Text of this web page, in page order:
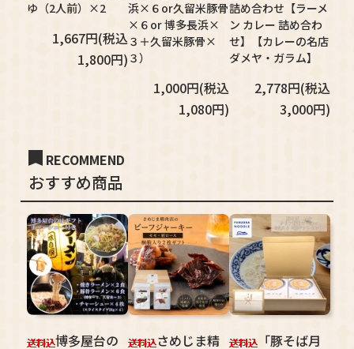
ゆ（2人前）×2
1,667円(税込
1,800円)
浜×６or久留米豚骨
×６or 博多長浜×
３＋久留米豚骨×
３）
1,000円(税込
1,080円)
詰め合わせ【ラーメ
ン カレー 詰め合わ
せ】【カレーの名店
ダメヤ・ガラム】
2,778円(税込
3,000円)
RECOMMEND
おすすめ商品
博多屋台の さめじま精 「豚そば月